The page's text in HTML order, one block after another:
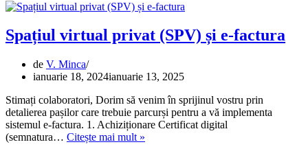
Contexpert
Spațiul virtual privat (SPV) și e-factura
de V. Minca
ianuarie 18, 2024ianuarie 13, 2025
Stimați colaboratori, Dorim să venim în sprijinul vostru prin
detalierea pașilor care trebuie parcurși pentru a vă implementa
sistemul e-factura. 1. Achiziționare Certificat digital
(semnatura… Citește mai mult »